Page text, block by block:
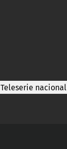
Teleserie nacional